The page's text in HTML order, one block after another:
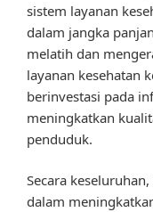
sistem layanan
dalam jangka
melatih dan
layanan kesehatan
berinvestasi pada
meningkatkan
penduduk.
Secara
dalam